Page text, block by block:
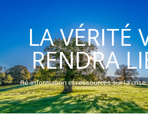
LA VÉRITÉ
RENDRA
Ré-information et ressources sur la